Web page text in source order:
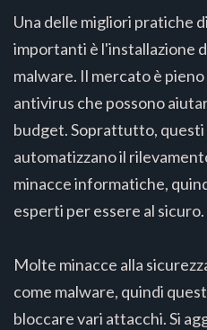
Una delle migliori pratiche
importanti è l'installazione
malware. Il mercato è
antivirus che possono
budget. Soprattutto, questi
automatizzano il
minacce informatiche,
esperti per essere al sicuro.
Molte minacce alla
come malware, quindi
bloccare vari attacchi. Si